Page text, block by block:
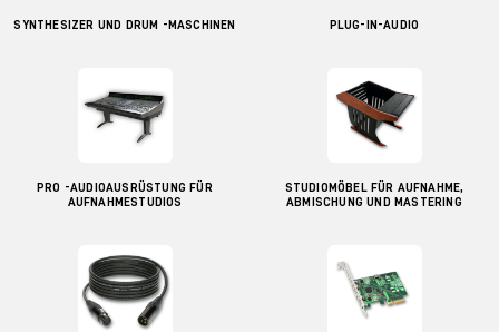
SYNTHESIZER UND DRUM -MASCHINEN PLUG-IN-AUDIO
PRO -AUDIOAUSRÜSTUNG FÜR
AUFNAHMESTUDIOS
STUDIOMÖBEL FÜR AUFNAHME,
ABMISCHUNG UND MASTERING